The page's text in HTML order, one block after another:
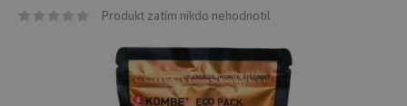
Produkt zatím nikdo nehodnotil